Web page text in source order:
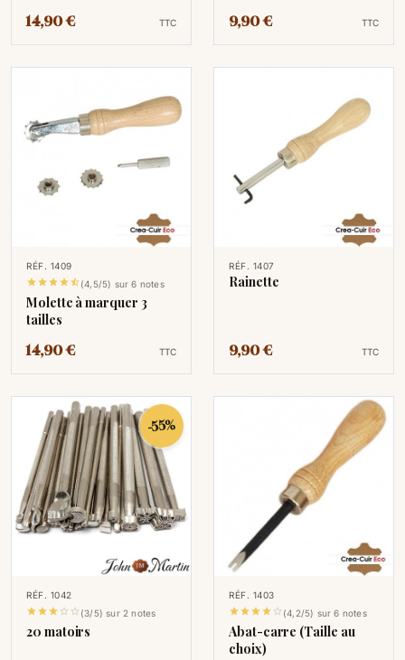
14,90 € TTC 9,90 € TTC
RÉF. 1409
(4,5/5) sur 6 notes
Molette à marquer 3
tailles
14,90 € TTC
RÉF. 1407
Rainette
9,90 € TTC
-55%
RÉF. 1042
   (3/5) sur 2 notes
20 matoirs
RÉF. 1403
  (4,2/5) sur 6 notes
Abat-carre (Taille au
choix)